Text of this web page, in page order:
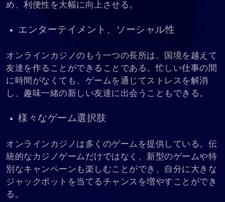
め、利便性を大幅に向上させる。
エンターテイメント、ソーシャル性
オンラインカジノのもう一つの長所は、国境を越えて
友達を作ることができることである。忙しい仕事の間
に時間がなくても、ゲームを通じてストレスを解消
し、趣味一緒の新しい友達に出会うこともできる。
様々なゲーム選択肢
オンラインカジノは多くのゲームを提供している。伝
統的なカジノゲームだけではなく、新型のゲームや特
別なキャンペーンも楽しむことができ、自分に大きな
ジャックポットを当てるチャンスを増やすことができ
る。